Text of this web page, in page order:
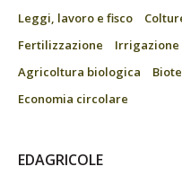
Leggi, lavoro e fisco
Fertilizzazione
Irrigazione
Agricoltura biologica
Economia circolare
EDAGRICOLE